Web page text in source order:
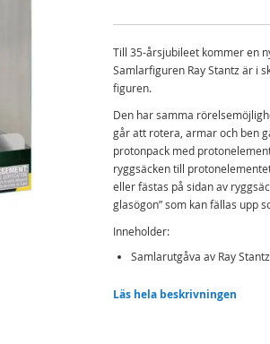
Till 35-årsjubileet kommer en
Samlarfiguren Ray Stantz är i
figuren.
Den har samma
går att rotera, armar och ben
protonpack med
ryggsäcken till
eller fästas på sidan av
glasögon” som kan fällas upp
Inneholder:
Samlarutgåva av Ray
Detaljer:
Läs hela beskrivningen